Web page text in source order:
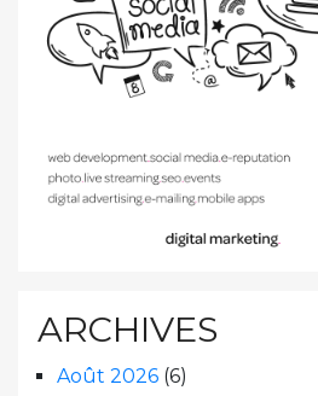
ARCHIVES
Août 2026 (6)